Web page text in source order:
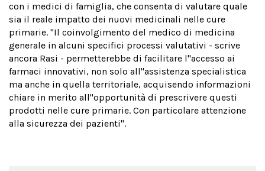
con i medici di famiglia, che consenta di valutare quale
sia il reale impatto dei nuovi medicinali nelle cure
primarie. "Il coinvolgimento del medico di medicina
generale in alcuni specifici processi valutativi - scrive
ancora Rasi - permetterebbe di facilitare l''accesso ai
farmaci innovativi, non solo all''assistenza specialistica
ma anche in quella territoriale, acquisendo informazioni
chiare in merito all''opportunità di prescrivere questi
prodotti nelle cure primarie. Con particolare attenzione
alla sicurezza dei pazienti".